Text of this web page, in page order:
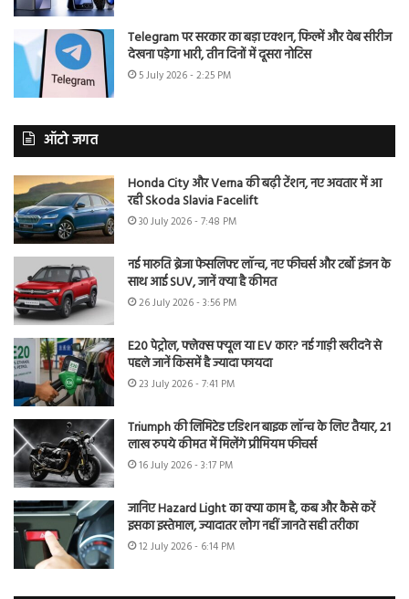
Telegram पर सरकार का बड़ा एक्शन, फिल्में और वेब सीरीज
देखना पड़ेगा भारी, तीन दिनों में दूसरा नोटिस
5 July 2026 - 2:25 PM
ऑटो जगत
Honda City और Verna की बढ़ी टेंशन, नए अवतार में आ
रही Skoda Slavia Facelift
30 July 2026 - 7:48 PM
नई मारुति ब्रेजा फेसलिफ्ट लॉन्च, नए फीचर्स और टर्बो इंजन के
साथ आई SUV, जानें क्या है कीमत
26 July 2026 - 3:56 PM
E20 पेट्रोल, फ्लेक्स फ्यूल या EV कार? नई गाड़ी खरीदने से
पहले जानें किसमें है ज्यादा फायदा
23 July 2026 - 7:41 PM
Triumph की लिमिटेड एडिशन बाइक लॉन्च के लिए तैयार, 21
लाख रुपये कीमत में मिलेंगे प्रीमियम फीचर्स
16 July 2026 - 3:17 PM
जानिए Hazard Light का क्या काम है, कब और कैसे करें
इसका इस्तेमाल, ज्यादातर लोग नहीं जानते सही तरीका
12 July 2026 - 6:14 PM